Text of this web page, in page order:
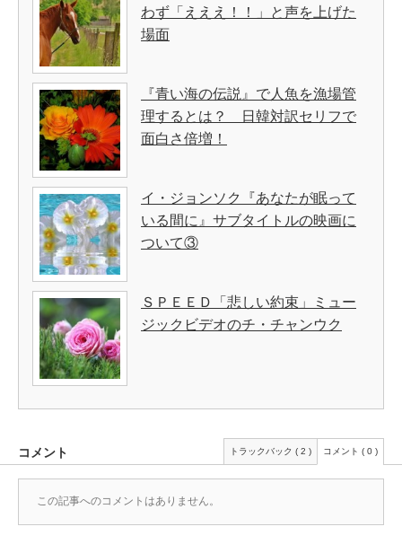
わず「えええ！！」と声を上げた
場面
『青い海の伝説』で人魚を漁場管
理するとは？ 日韓対訳セリフで
面白さ倍増！
イ・ジョンソク『あなたが眠って
いる間に』サブタイトルの映画に
ついて③
ＳＰＥＥＤ「悲しい約束」ミュー
ジックビデオのチ・チャンウク
コメント トラックバック ( 2 ) コメント ( 0 )
この記事へのコメントはありません。